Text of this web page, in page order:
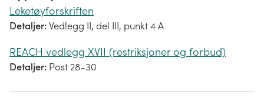
Leketøyforskriften
Detaljer:Vedlegg II, del III, punkt 4 A
REACH vedlegg XVII (restriksjoner og forbud)
Detaljer: Post 28-30